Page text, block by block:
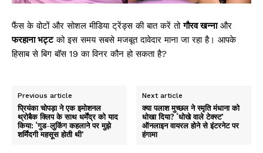
फैंस के वोटों और सोशल मीडिया ट्रेंड्स की बात करें तोगौरव खन्नाऔर
फरहाना भट्टको इस समय सबसे मजबूत दावेदार माना जा रहा है। आपके
हिसाब से बिग बॉस 19 का विनर कौन हो सकता है?
Previous article
प्रियंका चोपड़ा ने एक इमोशनल
थ्रोबैक क्लिप के साथ धर्मेंद्र को याद
किया: ‘गुड-लुकिंग कहलाने पर मुझे
शर्मिंदगी महसूस होती थी’
Next article
क्या पलाश मुच्छल ने स्मृति मंधाना को
धोखा दिया? ‘धोखे वाले टेक्स्ट’
ऑनलाइन वायरल होने से इंटरनेट पर
हंगामा